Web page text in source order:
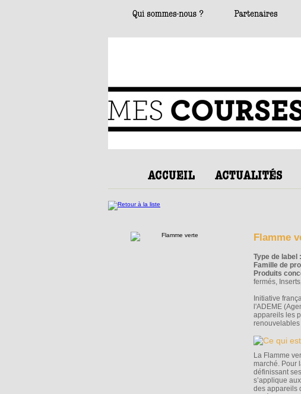
Flamme
Type de label :
Famille de
Produits
fermés,
Initiative
l'ADEME
appareils les
renouvelables
La Flamme
marché. Pour
définissant
s’applique
des appareils